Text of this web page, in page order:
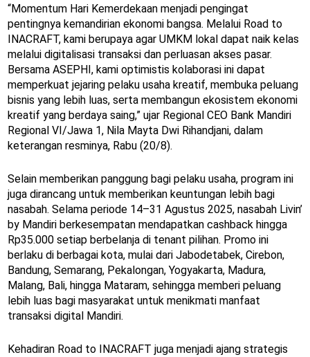
“Momentum Hari Kemerdekaan menjadi pengingat
pentingnya kemandirian ekonomi bangsa. Melalui Road to
INACRAFT, kami berupaya agar UMKM lokal dapat naik kelas
melalui digitalisasi transaksi dan perluasan akses pasar.
Bersama ASEPHI, kami optimistis kolaborasi ini dapat
memperkuat jejaring pelaku usaha kreatif, membuka peluang
bisnis yang lebih luas, serta membangun ekosistem ekonomi
kreatif yang berdaya saing,” ujar Regional CEO Bank Mandiri
Regional VI/Jawa 1, Nila Mayta Dwi Rihandjani, dalam
keterangan resminya, Rabu (20/8).
Selain memberikan panggung bagi pelaku usaha, program ini
juga dirancang untuk memberikan keuntungan lebih bagi
nasabah. Selama periode 14–31 Agustus 2025, nasabah Livin’
by Mandiri berkesempatan mendapatkan cashback hingga
Rp35.000 setiap berbelanja di tenant pilihan. Promo ini
berlaku di berbagai kota, mulai dari Jabodetabek, Cirebon,
Bandung, Semarang, Pekalongan, Yogyakarta, Madura,
Malang, Bali, hingga Mataram, sehingga memberi peluang
lebih luas bagi masyarakat untuk menikmati manfaat
transaksi digital Mandiri.
Kehadiran Road to INACRAFT juga menjadi ajang strategis